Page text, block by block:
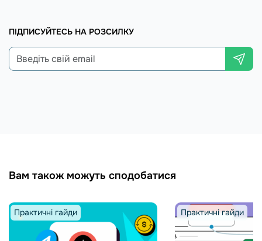
ПІДПИСУЙТЕСЬ НА РОЗСИЛКУ
Вам також можуть сподобатися
Практичні гайди Практичні гайди